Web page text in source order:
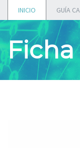
INICIO GUÍA
Ficha